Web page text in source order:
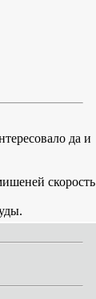
да и
скорость